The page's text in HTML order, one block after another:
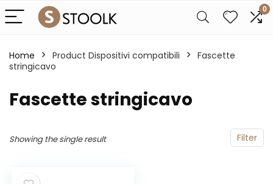
0
Home Product Dispositivi compatibili
‎Fascette
stringicavo
‎Fascette stringicavo
Filter
Showing the single result